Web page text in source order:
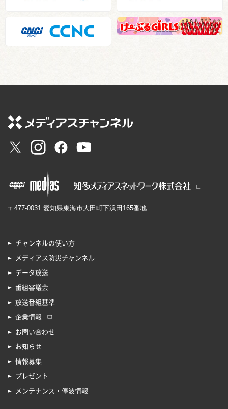
〒477-0031 愛知県東海市大田町下浜田165番地
チャンネルの使い方
メディアス防災チャンネル
データ放送
番組審議会
放送番組基準
企業情報
お問い合わせ
お知らせ
情報募集
プレゼント
メンテナンス・停波情報